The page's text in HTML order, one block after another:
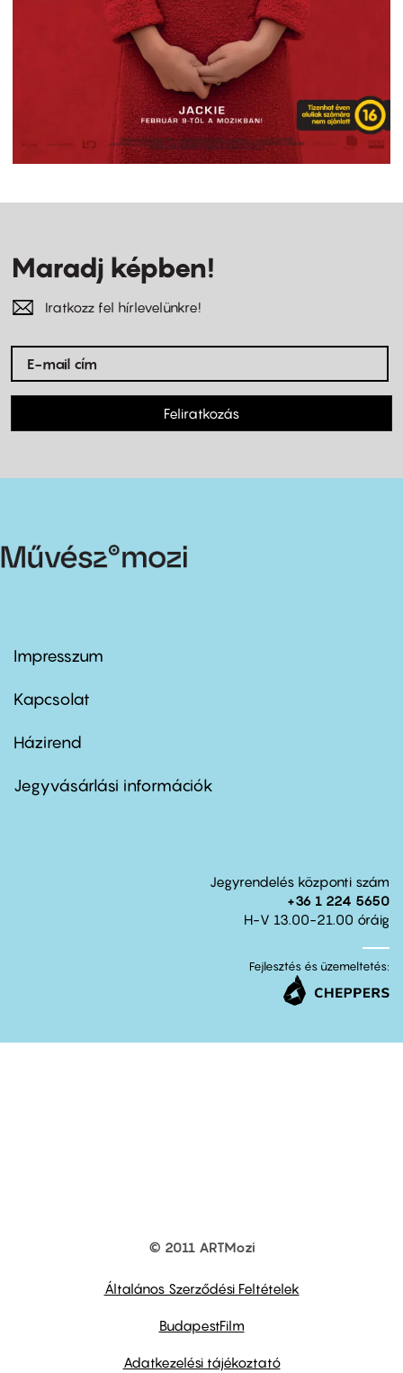
Maradj képben!
Iratkozz fel hírlevelünkre!
Feliratkozás
Footer
first
Impresszum
Kapcsolat
Footer
second
Házirend
Jegyvásárlási információk
Jegyrendelés központi szám
+36 1 224 5650
H-V 13.00-21.00 óráig
Fejlesztés és üzemeltetés:
© 2011 ARTMozi
Általános Szerződési Feltételek
BudapestFilm
Adatkezelési tájékoztató